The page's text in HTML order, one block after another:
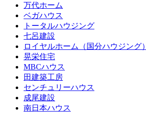
万代ホーム
ベガハウス
トータルハウジング
七呂建設
ロイヤルホーム（国分ハウジング）
晃栄住宅
MBCハウス
田建築工房
センチュリーハウス
成尾建設
南日本ハウス